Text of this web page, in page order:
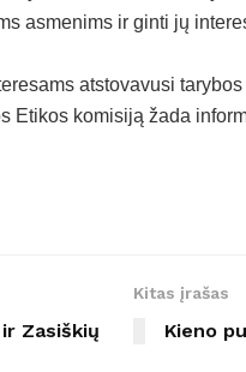
asmenims ir ginti jų
atstovavusi
Etikos komisiją žada
Zasiškių
Kitas įrašas
Kieno